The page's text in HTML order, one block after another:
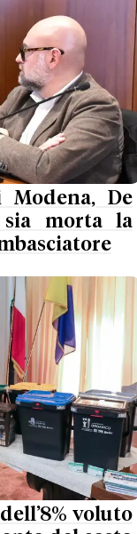
De
sia morta la
voluto